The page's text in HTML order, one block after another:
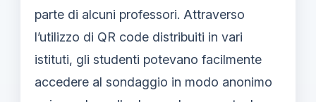
parte di alcuni professori. Attraverso
l’utilizzo di QR code distribuiti in vari
istituti, gli studenti potevano facilmente
accedere al sondaggio in modo anonimo